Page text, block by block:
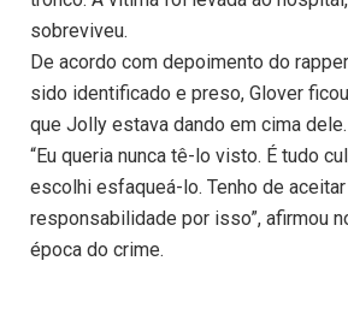
sobreviveu.
De acordo com depoimento do
sido identificado e preso, Glover
que Jolly estava dando em cima dele.
“Eu queria nunca tê-lo visto. É tudo
escolhi esfaqueá-lo. Tenho de
responsabilidade por isso”, afirmou
época do crime.